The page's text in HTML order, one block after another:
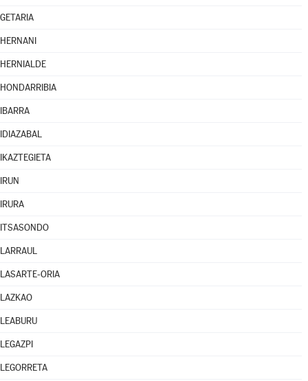
GETARIA
HERNANI
HERNIALDE
HONDARRIBIA
IBARRA
IDIAZABAL
IKAZTEGIETA
IRUN
IRURA
ITSASONDO
LARRAUL
LASARTE-ORIA
LAZKAO
LEABURU
LEGAZPI
LEGORRETA